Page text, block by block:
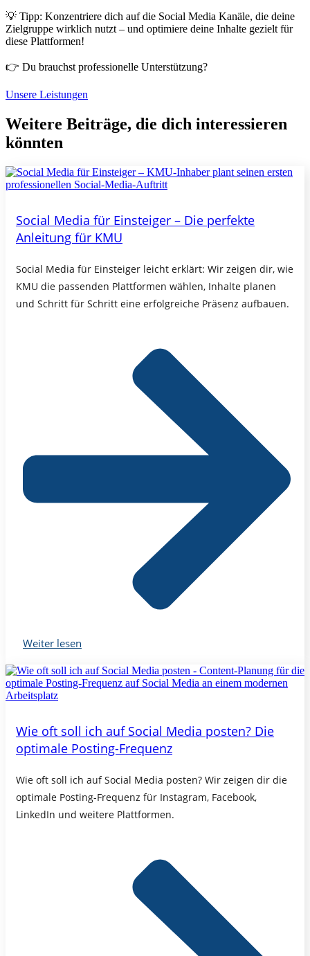
💡 Tipp: Konzentriere dich auf die Social Media Kanäle, die deine
Zielgruppe wirklich nutzt – und optimiere deine Inhalte gezielt für
diese Plattformen!
👉 Du brauchst professionelle Unterstützung?
Unsere Leistungen
Weitere Beiträge, die dich interessieren
könnten
Social Media für Einsteiger – Die perfekte
Anleitung für KMU
Social Media für Einsteiger leicht erklärt: Wir zeigen dir, wie
KMU die passenden Plattformen wählen, Inhalte planen
und Schritt für Schritt eine erfolgreiche Präsenz aufbauen.
Weiter lesen
Wie oft soll ich auf Social Media posten? Die
optimale Posting-Frequenz
Wie oft soll ich auf Social Media posten? Wir zeigen dir die
optimale Posting-Frequenz für Instagram, Facebook,
LinkedIn und weitere Plattformen.